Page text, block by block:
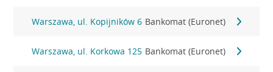
Warszawa, ul. Kopijników 6 Bankomat (Euronet)
Warszawa, ul. Korkowa 125 Bankomat (Euronet)